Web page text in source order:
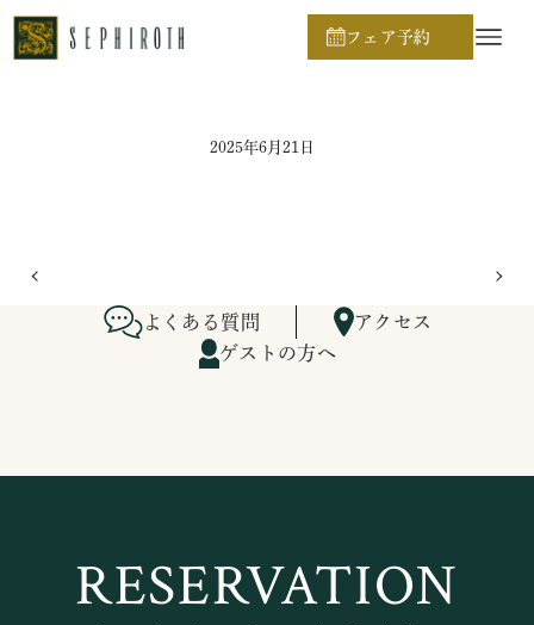
フェア予約
ホーム
2025年6月21日
よくある質問
アクセス
ゲストの方へ
RESERVATION